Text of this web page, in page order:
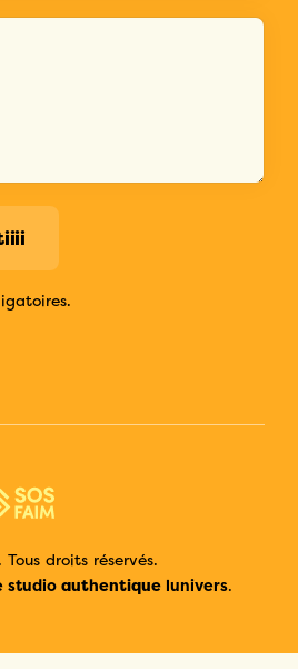
droits réservés.
studio audacieuxlunivers.